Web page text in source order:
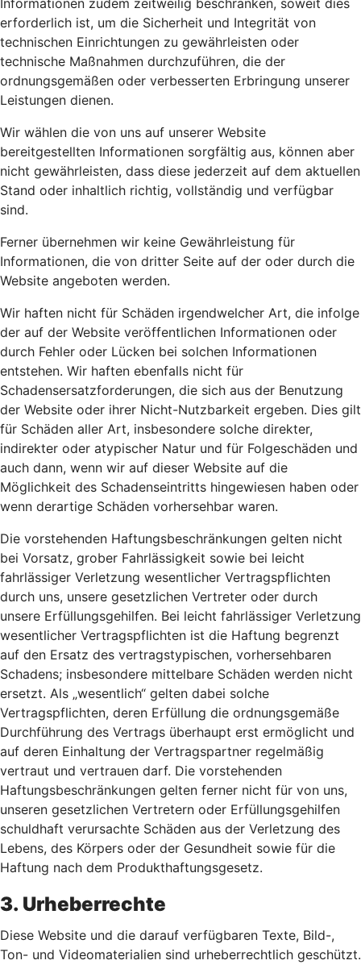
Informationen zudem zeitweilig beschränken, soweit dies
erforderlich ist, um die Sicherheit und Integrität von
technischen Einrichtungen zu gewährleisten oder
technische Maßnahmen durchzuführen, die der
ordnungsgemäßen oder verbesserten Erbringung unserer
Leistungen dienen.
Wir wählen die von uns auf unserer Website
bereitgestellten Informationen sorgfältig aus, können aber
nicht gewährleisten, dass diese jederzeit auf dem aktuellen
Stand oder inhaltlich richtig, vollständig und verfügbar
sind.
Ferner übernehmen wir keine Gewährleistung für
Informationen, die von dritter Seite auf der oder durch die
Website angeboten werden.
Wir haften nicht für Schäden irgendwelcher Art, die infolge
der auf der Website veröffentlichen Informationen oder
durch Fehler oder Lücken bei solchen Informationen
entstehen. Wir haften ebenfalls nicht für
Schadensersatzforderungen, die sich aus der Benutzung
der Website oder ihrer Nicht-Nutzbarkeit ergeben. Dies gilt
für Schäden aller Art, insbesondere solche direkter,
indirekter oder atypischer Natur und für Folgeschäden und
auch dann, wenn wir auf dieser Website auf die
Möglichkeit des Schadenseintritts hingewiesen haben oder
wenn derartige Schäden vorhersehbar waren.
Die vorstehenden Haftungsbeschränkungen gelten nicht
bei Vorsatz, grober Fahrlässigkeit sowie bei leicht
fahrlässiger Verletzung wesentlicher Vertragspflichten
durch uns, unsere gesetzlichen Vertreter oder durch
unsere Erfüllungsgehilfen. Bei leicht fahrlässiger Verletzung
wesentlicher Vertragspflichten ist die Haftung begrenzt
auf den Ersatz des vertragstypischen, vorhersehbaren
Schadens; insbesondere mittelbare Schäden werden nicht
ersetzt. Als „wesentlich“ gelten dabei solche
Vertragspflichten, deren Erfüllung die ordnungsgemäße
Durchführung des Vertrags überhaupt erst ermöglicht und
auf deren Einhaltung der Vertragspartner regelmäßig
vertraut und vertrauen darf. Die vorstehenden
Haftungsbeschränkungen gelten ferner nicht für von uns,
unseren gesetzlichen Vertretern oder Erfüllungsgehilfen
schuldhaft verursachte Schäden aus der Verletzung des
Lebens, des Körpers oder der Gesundheit sowie für die
Haftung nach dem Produkthaftungsgesetz.
3. Urheberrechte
Diese Website und die darauf verfügbaren Texte, Bild-,
Ton- und Videomaterialien sind urheberrechtlich geschützt.